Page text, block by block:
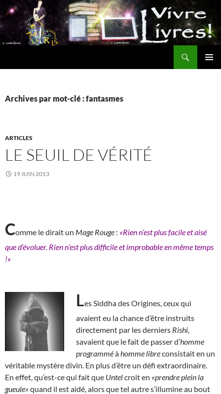
Aller
au
contenu
Archives par mot-clé : fantasmes
ARTICLES
LE SEUIL DE VÉRITÉ
19 JUIN 2013
Comme le dirait un Mage Rouge : «Rien n’est plus facile et aisé
que d’évoluer. Rien n’est plus difficile et improbable en même temps
!»
Les Siddha des Origines, ceux qui
avaient eu la chance d’être instruits
directement par les derniers Rishi
savaient que le fait de passer d’homme
programméà homme libreconsistait en un
véritable mystère divin. En plus d’être un défi extraordinaire.
En effet, qu’est-ce qui fait que Untelcroit en «prendre plein la
gueule» quand il est aidé, alors que tel autre s’illumine au bout